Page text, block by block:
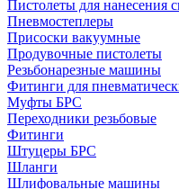
Пистолеты для нанесения
Пневмостеплеры
Присоски вакуумные
Продувочные пистолеты
Резьбонарезные машины
Фитинги для
Муфты БРС
Переходники резьбовые
Фитинги
Штуцеры БРС
Шланги
Шлифовальные машины